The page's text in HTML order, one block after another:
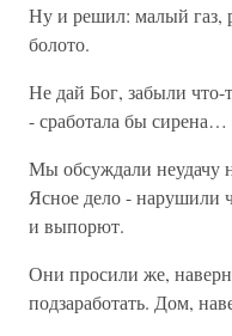
Ну и решил: малый газ,
болото.
Не дай Бог, забыли что-
- сработала бы сирена…
Мы обсуждали неудачу
Ясное дело - нарушили
и выпорют.
Они просили же,
подзаработать. Дом,